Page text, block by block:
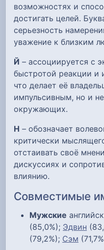
возможностях и
достигать целей.
серьезность
уважение к близким
Й – ассоциируется с
быстротой реакции и
что делает её
импульсивным, но и
окружающих.
Н – обозначает
критически
отстаивать своё
дискуссиях и
влиянию.
Совместимые
Мужские
(85,0%); Эдвин
(79,2%); Сэм